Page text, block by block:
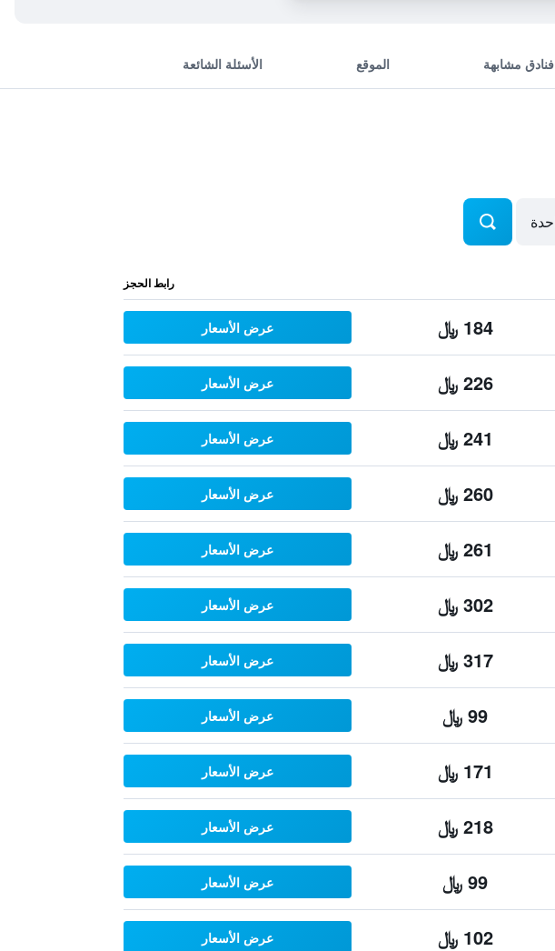
فنادق مشابهة الموقع الأسئلة الشائعة
رابط الحجز
184 ﷼ عرض الأسعار
226 ﷼ عرض الأسعار
241 ﷼ عرض الأسعار
260 ﷼ عرض الأسعار
261 ﷼ عرض الأسعار
302 ﷼ عرض الأسعار
317 ﷼ عرض الأسعار
99 ﷼ عرض الأسعار
171 ﷼ عرض الأسعار
218 ﷼ عرض الأسعار
99 ﷼ عرض الأسعار
102 ﷼ عرض الأسعار